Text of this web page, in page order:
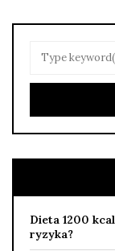
Dieta 1200
ryzyka?